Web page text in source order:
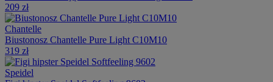
209 zł
Chantelle
Biustonosz Chantelle Pure Light C10M10
319 zł
Speidel